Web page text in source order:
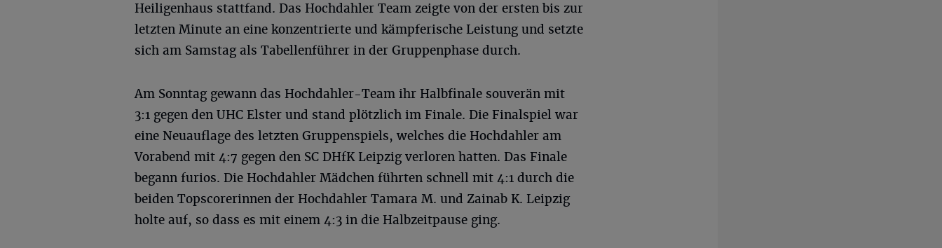
Heiligenhaus stattfand. Das Hochdahler Team zeigte von der ersten bis zur
letzten Minute an eine konzentrierte und kämpferische Leistung und setzte
sich am Samstag als Tabellenführer in der Gruppenphase durch.
Am Sonntag gewann das Hochdahler-Team ihr Halbfinale souverän mit
3:1 gegen den UHC Elster und stand plötzlich im Finale. Die Finalspiel war
eine Neuauflage des letzten Gruppenspiels, welches die Hochdahler am
Vorabend mit 4:7 gegen den SC DHfK Leipzig verloren hatten. Das Finale
begann furios. Die Hochdahler Mädchen führten schnell mit 4:1 durch die
beiden Topscorerinnen der Hochdahler Tamara M. und Zainab K. Leipzig
holte auf, so dass es mit einem 4:3 in die Halbzeitpause ging.